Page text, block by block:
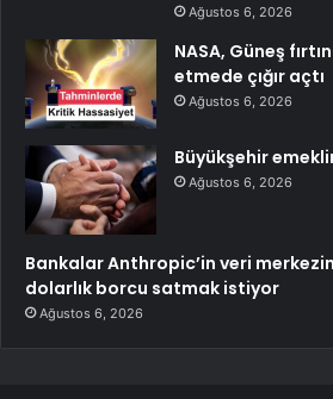
Ağustos 6, 2026
NASA, Güneş
etmede çığır açtı
Ağustos 6, 2026
Büyükşehir
Ağustos 6, 2026
Bankalar Anthropic’in veri
dolarlık borcu satmak istiyor
Ağustos 6, 2026